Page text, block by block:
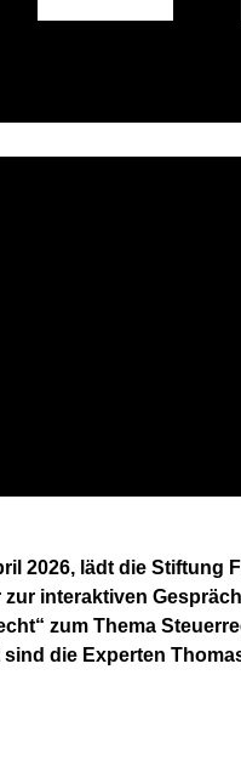
2026, lädt die Stiftung
zur interaktiven
zum Thema
sind die Experten